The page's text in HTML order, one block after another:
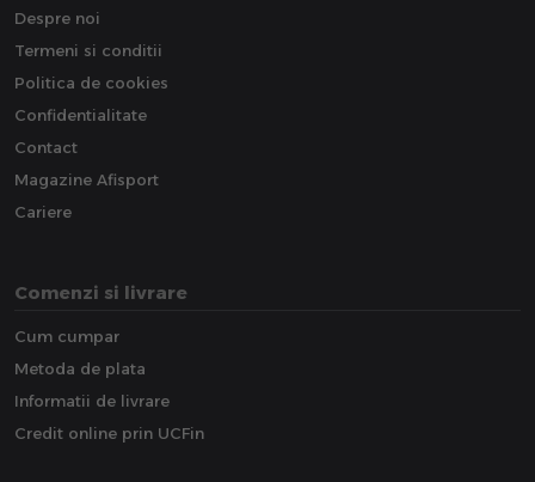
Despre noi
Termeni si conditii
Politica de cookies
Confidentialitate
Contact
Magazine Afisport
Cariere
Comenzi si livrare
Cum cumpar
Metoda de plata
Informatii de livrare
Credit online prin UCFin